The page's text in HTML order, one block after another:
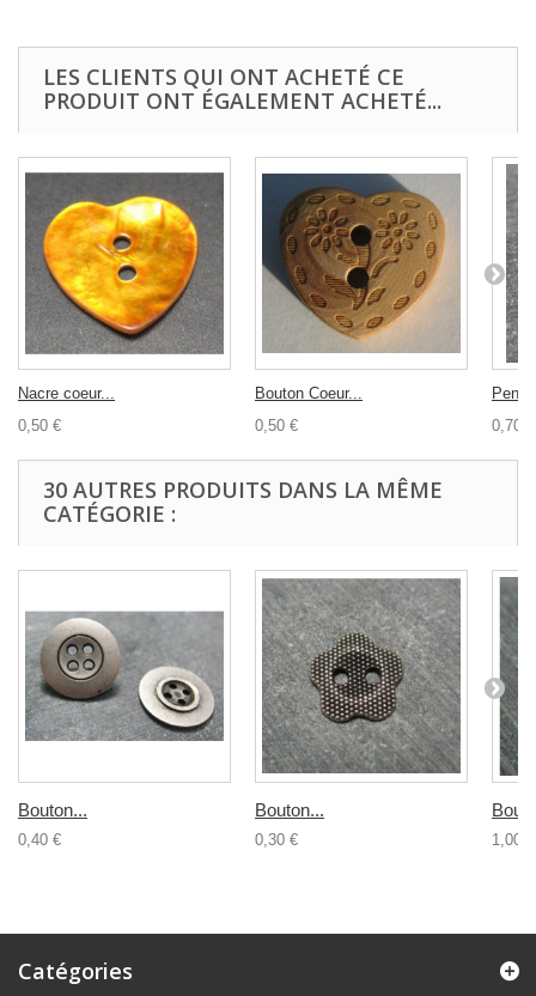
LES CLIENTS QUI ONT ACHETÉ CE
PRODUIT ONT ÉGALEMENT ACHETÉ...
Nacre coeur...
0,50 €
Bouton Coeur...
0,50 €
0,70 €
30 AUTRES PRODUITS DANS LA MÊME
CATÉGORIE :
Bouton...
0,40 €
Bouton...
0,30 € 1,00 €
Catégories